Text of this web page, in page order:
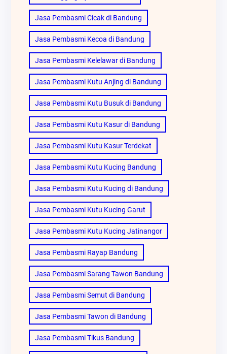
Jasa Pembasmi Cicak di Bandung
Jasa Pembasmi Kecoa di Bandung
Jasa Pembasmi Kelelawar di Bandung
Jasa Pembasmi Kutu Anjing di Bandung
Jasa Pembasmi Kutu Busuk di Bandung
Jasa Pembasmi Kutu Kasur di Bandung
Jasa Pembasmi Kutu Kasur Terdekat
Jasa Pembasmi Kutu Kucing Bandung
Jasa Pembasmi Kutu Kucing di Bandung
Jasa Pembasmi Kutu Kucing Garut
Jasa Pembasmi Kutu Kucing Jatinangor
Jasa Pembasmi Rayap Bandung
Jasa Pembasmi Sarang Tawon Bandung
Jasa Pembasmi Semut di Bandung
Jasa Pembasmi Tawon di Bandung
Jasa Pembasmi Tikus Bandung